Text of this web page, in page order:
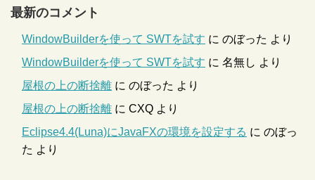
最新のコメント
WindowBuilderを使って SWTを試す に のぼった より
WindowBuilderを使って SWTを試す に 名無し より
屋根の上の断捨離 に のぼった より
屋根の上の断捨離 に CXQ より
Eclipse4.4(Luna)にJavaFXの環境を設定する に のぼっ
た より